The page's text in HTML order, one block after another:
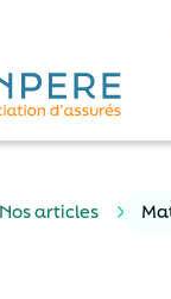
Nos articles